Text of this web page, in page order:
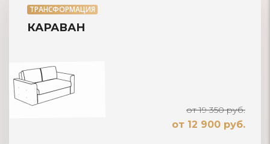
ТРАНСФОРМАЦИЯ
КАРАВАН
от 19 350 руб.
от 12 900 руб.